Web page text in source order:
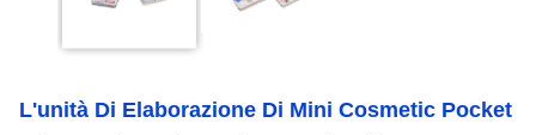
L'unità Di Elaborazione Di Mini Cosmetic Pocket